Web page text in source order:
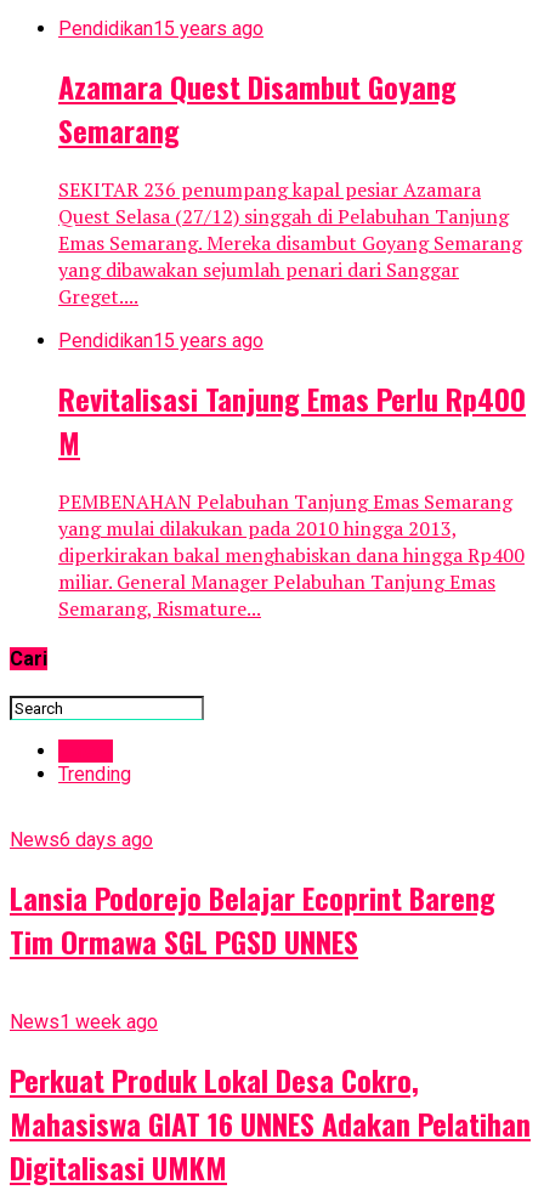
Pendidikan15 years ago
Azamara Quest Disambut Goyang
Semarang
SEKITAR 236 penumpang kapal pesiar Azamara
Quest Selasa (27/12) singgah di Pelabuhan Tanjung
Emas Semarang. Mereka disambut Goyang Semarang
yang dibawakan sejumlah penari dari Sanggar
Greget....
Pendidikan15 years ago
Revitalisasi Tanjung Emas Perlu Rp400
M
PEMBENAHAN Pelabuhan Tanjung Emas Semarang
yang mulai dilakukan pada 2010 hingga 2013,
diperkirakan bakal menghabiskan dana hingga Rp400
miliar. General Manager Pelabuhan Tanjung Emas
Semarang, Rismature...
Cari
Trending
News6 days ago
Lansia Podorejo Belajar Ecoprint Bareng
Tim Ormawa SGL PGSD UNNES
News1 week ago
Perkuat Produk Lokal Desa Cokro,
Mahasiswa GIAT 16 UNNES Adakan Pelatihan
Digitalisasi UMKM